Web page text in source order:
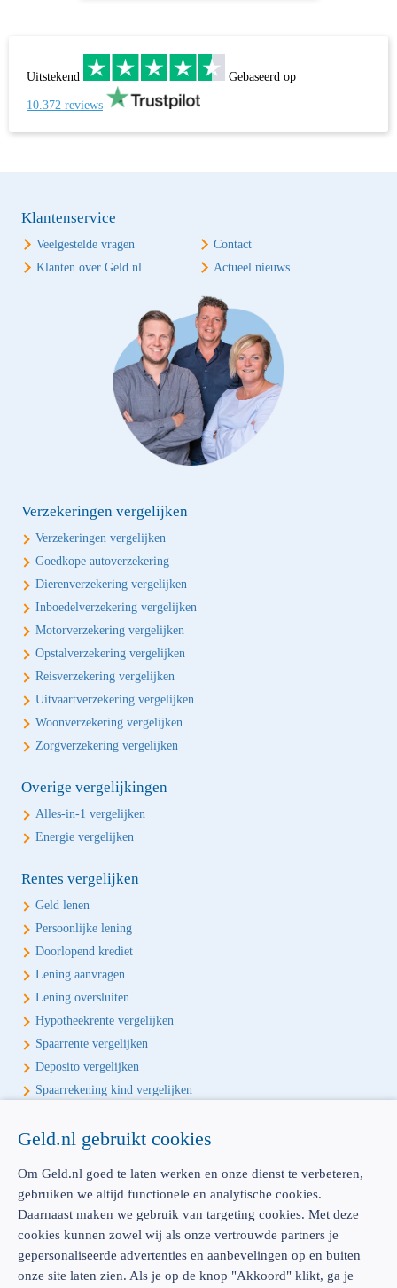
Uitstekend Gebaseerd op
10.372 reviews
Klantenservice
Veelgestelde vragen
Contact
Klanten over Geld.nl
Actueel nieuws
Verzekeringen vergelijken
Verzekeringen vergelijken
Goedkope autoverzekering
Dierenverzekering vergelijken
Inboedelverzekering vergelijken
Motorverzekering vergelijken
Opstalverzekering vergelijken
Reisverzekering vergelijken
Uitvaartverzekering vergelijken
Woonverzekering vergelijken
Zorgverzekering vergelijken
Overige vergelijkingen
Alles-in-1 vergelijken
Energie vergelijken
Rentes vergelijken
Geld lenen
Persoonlijke lening
Doorlopend krediet
Lening aanvragen
Lening oversluiten
Hypotheekrente vergelijken
Spaarrente vergelijken
Deposito vergelijken
Spaarrekening kind vergelijken
Écht onafhankelijk vergelijken
bankproducten. Vergelijk, kies het beste product voor jou en betaal
geen euro te veel!
Geld.nl gebruikt cookies
Om Geld.nl goed te laten werken en onze dienst te verbeteren,
gebruiken we altijd functionele en analytische cookies.
Daarnaast maken we gebruik van targeting cookies. Met deze
cookies kunnen zowel wij als onze vertrouwde partners je
gepersonaliseerde advertenties en aanbevelingen op en buiten
onze site laten zien. Als je op de knop "Akkoord" klikt, ga je